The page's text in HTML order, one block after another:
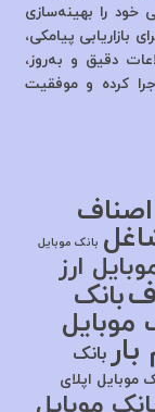
خود را بهینه‌سازی
بازاریابی پیامکی،
دقیق و به‌روز،
کرده و موفقیت
بانک موبایل
ارز
بانک
موبایل
بانک
موبایل اپلای